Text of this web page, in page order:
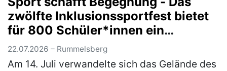
Eh…(mehr)
zwölfte Inklusionssportfest bietet
für 800 Schüler*innen ein
vielfältiges Bewegungsangebot
22.07.2026 – Rummelsberg
Am 14. Juli verwandelte sich das Gelände des